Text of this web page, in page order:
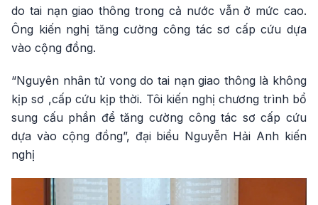
do tai nạn giao thông trong cả nước vẫn ở mức cao.
Ông kiến nghị tăng cường công tác sơ cấp cứu dựa
vào cộng đồng.
“Nguyên nhân tử vong do tai nạn giao thông là không
kịp sơ ,cấp cứu kịp thời. Tôi kiến nghị chương trình bổ
sung cấu phần để tăng cường công tác sơ cấp cứu
dựa vào cộng đồng”, đại biểu Nguyễn Hải Anh kiến
nghị